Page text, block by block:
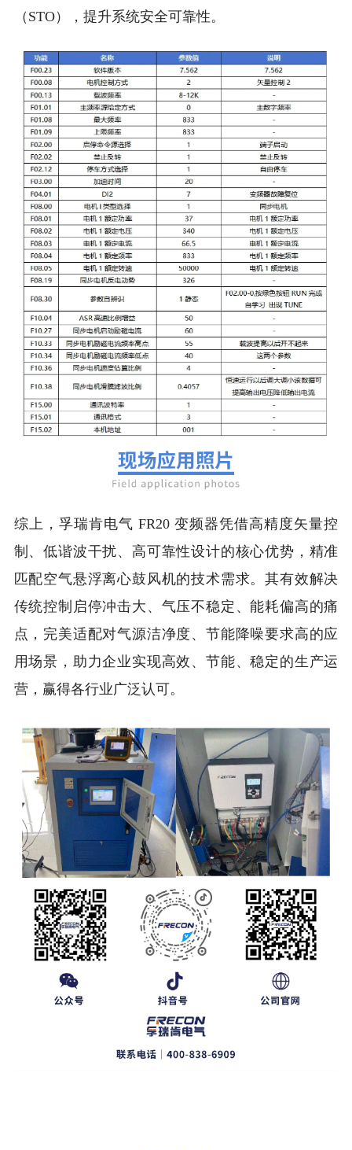
（STO），提升系统安全可靠性。
综上，孚瑞肯电气 FR20 变频器凭借高精度矢量控
制、低谐波干扰、高可靠性设计的核心优势，精准
匹配空气悬浮离心鼓风机的技术需求。其有效解决
传统控制启停冲击大、气压不稳定、能耗偏高的痛
点，完美适配对气源洁净度、节能降噪要求高的应
用场景，助力企业实现高效、节能、稳定的生产运
营，赢得各行业广泛认可。